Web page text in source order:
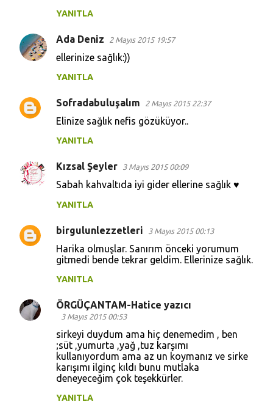
YANITLA
Ada Deniz 2 Mayıs 2015 19:57
ellerinize sağlık:))
YANITLA
Sofradabuluşalım 2 Mayıs 2015 22:37
Elinize sağlık nefis gözüküyor..
YANITLA
Kızsal Şeyler 3 Mayıs 2015 00:09
Sabah kahvaltıda iyi gider ellerine sağlık ♥
YANITLA
birgulunlezzetleri 3 Mayıs 2015 00:13
Harika olmuşlar. Sanırım önceki yorumum
gitmedi bende tekrar geldim. Ellerinize sağlık.
YANITLA
ÖRGÜÇANTAM-Hatice yazıcı
3 Mayıs 2015 00:53
sirkeyi duydum ama hiç denemedim , ben
;süt ,yumurta ,yağ ,tuz karşımı
kullanıyordum ama az un koymanız ve sirke
karışımı ilginç kıldı bunu mutlaka
deneyeceğim çok teşekkürler.
YANITLA